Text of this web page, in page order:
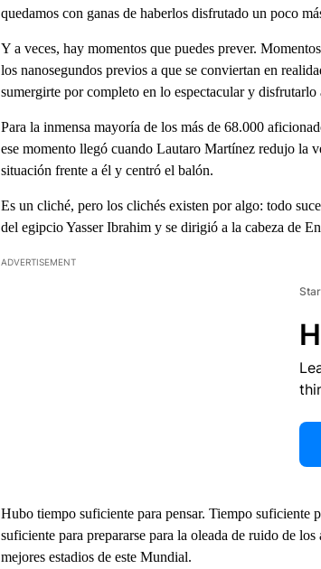
quedamos con ganas de haberlos disfrutado un poco
Y a veces, hay momentos que puedes prever.
los nanosegundos previos a que se conviertan en
sumergirte por completo en lo espectacular y disfrutarlo
Para la inmensa mayoría de los más de 68.000
ese momento llegó cuando Lautaro Martínez redujo la
situación frente a él y centró el balón.
Es un cliché, pero los clichés existen por algo: todo
del egipcio Yasser Ibrahim y se dirigió a la cabeza de
ADVERTISEMENT
Hubo tiempo suficiente para pensar. Tiempo suficiente
suficiente para prepararse para la oleada de ruido de
mejores estadios de este Mundial.